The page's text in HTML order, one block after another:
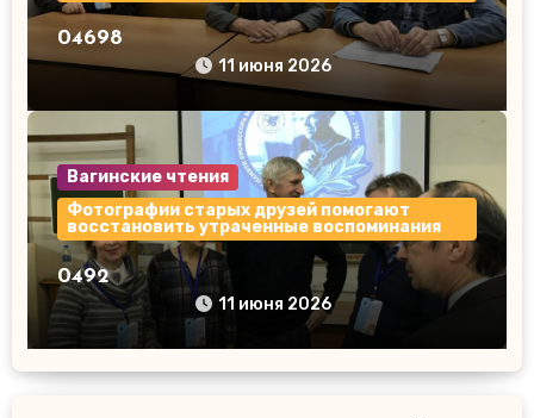
04698
11 июня 2026
Вагинские чтения
Фотографии старых друзей помогают
восстановить утраченные воспоминания
0492
11 июня 2026